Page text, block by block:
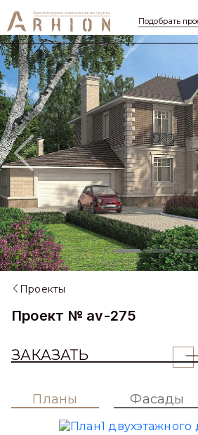
Подобрать
Previous
Проекты
Проект № av-275
ЗАКАЗАТЬ
Планы Фасады